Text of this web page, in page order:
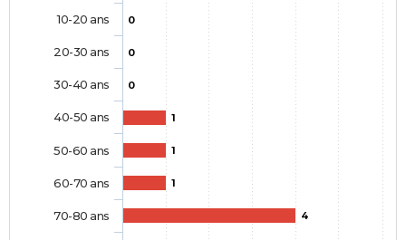
0
0
0
1
1
1
4
10-20 ans
20-30 ans
30-40 ans
40-50 ans
50-60 ans
60-70 ans
70-80 ans